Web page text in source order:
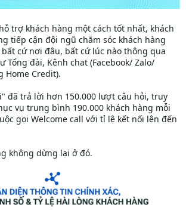
trợ khách hàng một cách tốt nhất, khách
tiếp cận đội ngũ chăm sóc khách hàng
cứ nơi đâu, bất cứ lúc nào thông qua
Tổng đài, Kênh chat (Facebook/ Zalo/
Home Credit).
đã trả lời hơn 150.000 lượt câu hỏi, truy
vụ trung bình 190.000 khách hàng mỗi
gọi Welcome call với tỉ lệ kết nối lên đến
không dừng lại ở đó.